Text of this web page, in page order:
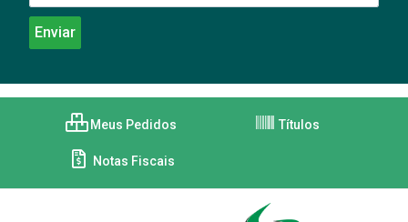
Meus Pedidos Títulos
Notas Fiscais